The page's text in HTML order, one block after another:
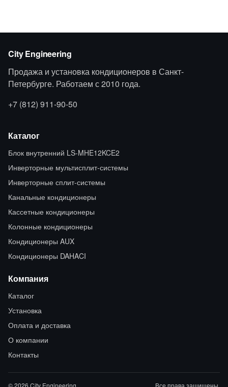
City Engineering
Продажа и установка кондиционеров в Санкт-
Петербурге. Работаем с 2010 года.
+7 (812) 911-90-50
Каталог
Блок внутренний LS-MHE12KCE2
Инверторные мультисплит-системы
Инверторные сплит-системы
Канальные кондиционеры
Кассетные кондиционеры
Колонные кондиционеры
Кондиционеры AUX
Кондиционеры DAHACI
Компания
Каталог
Установка
Оплата и доставка
О компании
Контакты
© 2026 City Engineering Все права защищены.